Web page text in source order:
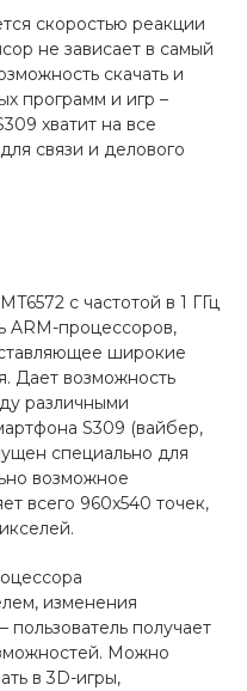
скоростью реакции
не зависает в самый
скачать и
программ и игр –
хватит на все
связи и делового
с частотой в 1 ГГц
ARM-процессоров,
широкие
Дает возможность
различными
S309 (вайбер,
специально для
возможное
всего 960x540 точек,
изменения
пользователь получает
Можно
в 3D-игры,